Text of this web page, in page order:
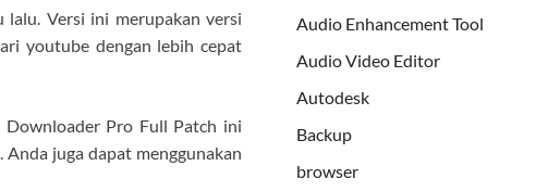
Versi ini merupakan versi
youtube dengan lebih cepat
Downloader Pro Full Patch ini
juga dapat menggunakan
Audio Enhancement Tool
Audio Video Editor
Autodesk
Backup
browser